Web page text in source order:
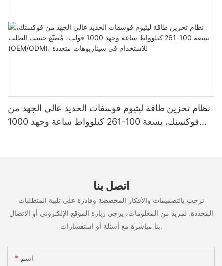
نظام تخزين طاقة ليثيوم فوسفات الحديد عالي الجهد من
فوكستك، بسعة 100-261 كيلوواط ساعة وجهد 1000
اتصل بنا
نرحب بالتصميمات والأفكار المخصصة وقادرة على تلبية المتطلبات
المحددة. لمزيد من المعلومات، يرجى زيارة الموقع الإلكتروني أو الاتصال
بنا مباشرة مع أسئلة أو استفسارات.
اسم